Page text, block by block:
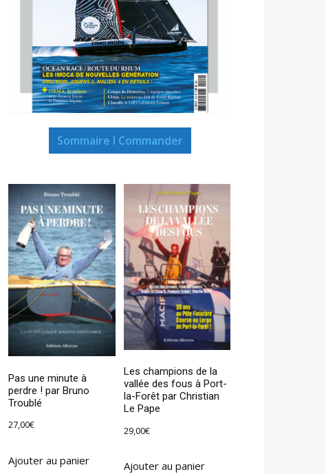
Sommaire I Commander
Pas une minute à
perdre ! par Bruno
Troublé
27,00€
Ajouter au panier
Les champions de la
vallée des fous à Port-
la-Forêt par Christian
Le Pape
29,00€
Ajouter au panier